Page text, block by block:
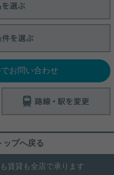
当たり良好：明るく
お問い合わせ
ップへ戻る
賃貸も全店で承ります